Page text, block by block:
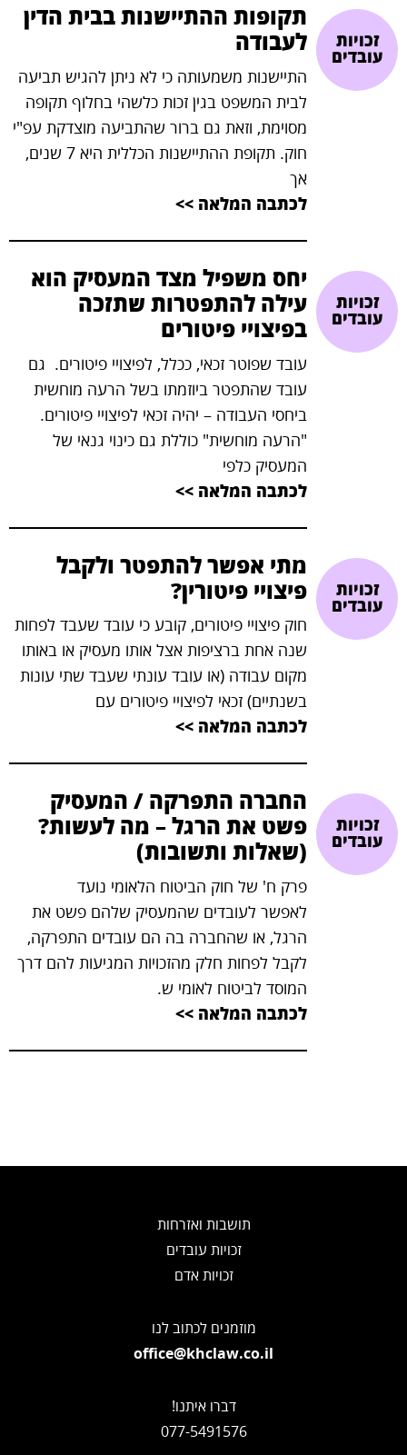
תקופות ההתיישנות בבית הדין
לעבודה
התיישנות משמעותה כי לא ניתן להגיש תביעה
לבית המשפט בגין זכות כלשהי בחלוף תקופה
מסוימת, וזאת גם ברור שהתביעה מוצדקת עפ"י
חוק. תקופת ההתיישנות הכללית היא 7 שנים,
אך
לכתבה המלאה >>
זכויות
עובדים
יחס משפיל מצד המעסיק הוא
עילה להתפטרות שתזכה
בפיצויי פיטורים
עובד שפוטר זכאי, ככלל, לפיצויי פיטורים. גם
עובד שהתפטר ביוזמתו בשל הרעה מוחשית
ביחסי העבודה – יהיה זכאי לפיצויי פיטורים.
"הרעה מוחשית" כוללת גם כינוי גנאי של
המעסיק כלפי
לכתבה המלאה >>
זכויות
עובדים
מתי אפשר להתפטר ולקבל
פיצויי פיטורין?
חוק פיצויי פיטורים, קובע כי עובד שעבד לפחות
שנה אחת ברציפות אצל אותו מעסיק או באותו
מקום עבודה (או עובד עונתי שעבד שתי עונות
בשנתיים) זכאי לפיצויי פיטורים עם
לכתבה המלאה >>
זכויות
עובדים
החברה התפרקה / המעסיק
פשט את הרגל – מה לעשות?
(שאלות ותשובות)
פרק ח' של חוק הביטוח הלאומי נועד
לאפשר לעובדים שהמעסיק שלהם פשט את
הרגל, או שהחברה בה הם עובדים התפרקה,
לקבל לפחות חלק מהזכויות המגיעות להם דרך
המוסד לביטוח לאומי ש.
לכתבה המלאה >>
זכויות
עובדים
תושבות ואזרחות
זכויות עובדים
זכויות אדם
מוזמנים לכתוב לנו
office@khclaw.co.il
דברו איתנו!
077-5491576